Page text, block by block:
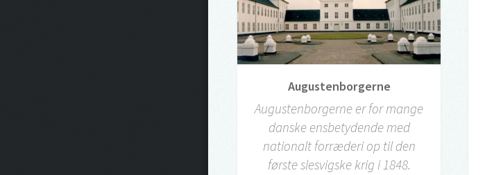
Augustenborgerne
Augustenborgerne er for mange
danske ensbetydende med
nationalt forræderi op til den
første slesvigske krig i 1848.